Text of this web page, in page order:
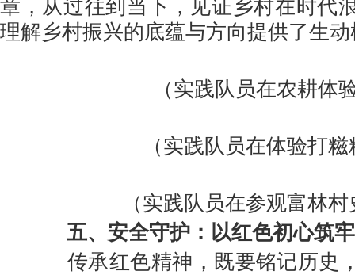
章，从过往到当下，见证乡村在时代
理解乡村振兴的底蕴与方向提供了生
（实践队员在农耕体
（实践队员在体验打
（实践队员在参观富林
五、 安全守护：以红色初心筑
传承红色精神，既要铭记历史